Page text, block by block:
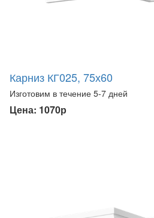
Карниз КГ025, 75х60
Изготовим в течение 5-7 дней
Цена: 1070р